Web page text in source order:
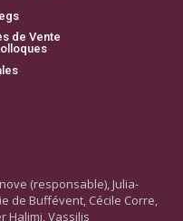
de Vente
(responsable), Julia-
de Buffévent, Cécile Corre,
Halimi, Vassilis